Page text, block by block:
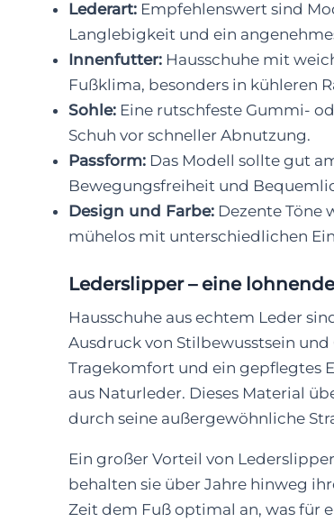
Lederart: Empfehlenswert sind
Langlebigkeit und ein
Innenfutter: Hausschuhe mit
Fußklima, besonders in kühleren
Sohle: Eine rutschfeste Gummi-
Schuh vor schneller Abnutzung.
Passform: Das Modell sollte gut
Bewegungsfreiheit und
Design und Farbe: Dezente Töne
mühelos mit unterschiedlichen
Lederslipper – eine
Hausschuhe aus echtem Leder
Ausdruck von Stilbewusstsein
Tragekomfort und ein gepflegtes
aus Naturleder. Dieses Material
durch seine außergewöhnliche
Ein großer Vorteil von
behalten sie über Jahre hinweg
Zeit dem Fuß optimal an, was für